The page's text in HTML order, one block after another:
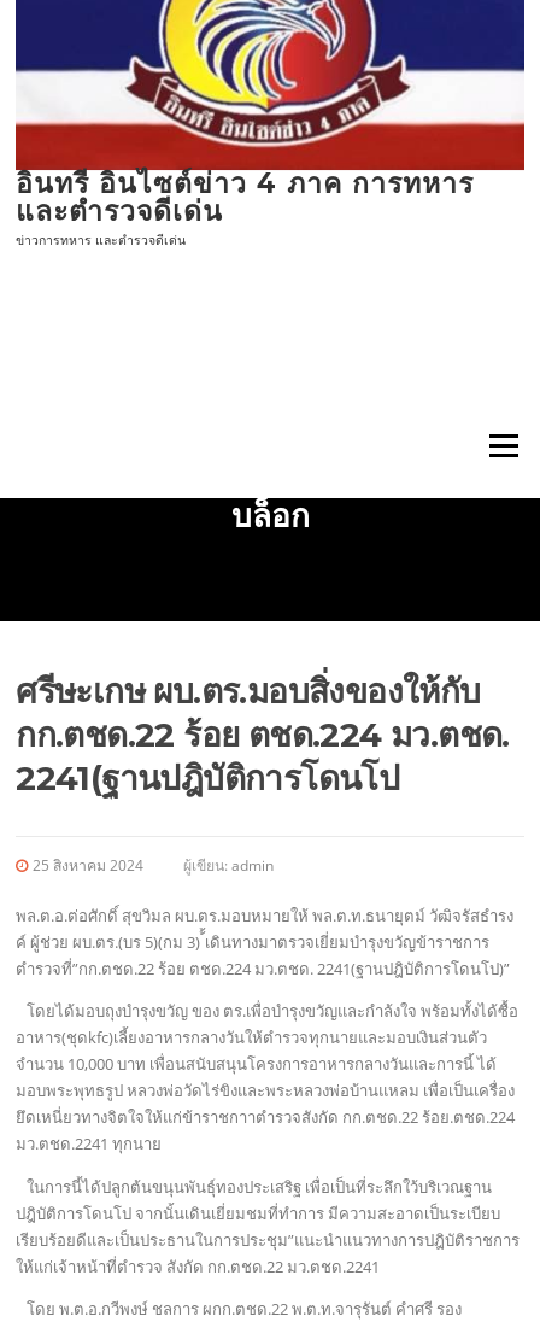
อินทรี อินไซต์ข่าว 4 ภาค การทหาร
และตำรวจดีเด่น
ข่าวการทหาร และตำรวจดีเด่น
เมนู
บล็อก
ศรีษะเกษ ผบ.ตร.มอบสิ่งของให้กับ
กก.ตชด.22 ร้อย ตชด.224 มว.ตชด.
2241(ฐานปฎิบัติการโดนโป
25 สิงหาคม 2024 ผู้เขียน:admin
พล.ต.อ.ต่อศักดิ์ สุขวิมล ผบ.ตร.มอบหมายให้ พล.ต.ท.ธนายุตม์ วัฒิจรัสธำรง
ค์ ผู้ช่วย ผบ.ตร.(บร 5)(กม 3) ้้เดินทางมาตรวจเยี่ยมบำรุงขวัญข้าราชการ
ตำรวจที่”กก.ตชด.22 ร้อย ตชด.224 มว.ตชด. 2241(ฐานปฎิบัติการโดนโป)”
โดยได้มอบถุงบำรุงขวัญ ของ ตร.เพื่อบำรุงขวัญและกำล้งใจ พร้อมทั้งได้ซื้อ
อาหาร(ชุดkfc)เลี้ยงอาหารกลางวันให้ตำรวจทุกนายและมอบเงินส่วนตัว
จำนวน 10,000 บาท เพื่อนสนับสนุนโครงการอาหารกลางวันและการนี้ ได้
มอบพระพุทธรูป หลวงพ่อวัดไร่ขิงและพระหลวงพ่อบ้านแหลม เพื่อเป็นเครื่อง
ยึดเหนี่ยวทางจิตใจให้แก่ข้าราชกาาตำรวจสังกัด กก.ตชด.22 ร้อย.ตชด.224
มว.ตชด.2241 ทุกนาย
ในการนี้ได้ปลูกต้นขนุนพันธุ์ทองประเสริฐ เพื่อเป็นที่ระลึกใว้บริเวณฐาน
ปฎิบัติการโดนโป จากนั้นเดินเยี่ยมชมที่ทำการ มีความสะอาดเป็นระเบียบ
เรียบร้อยดีและเป็นประธานในการประชุม”แนะนำแนวทางการปฎิบัติราชการ
ให้แก่เจ้าหน้าที่ตำรวจ สังกัด กก.ตชด.22 มว.ตชด.2241
โดย พ.ต.อ.กวีพงษ์ ชลการ ผกก.ตชด.22 พ.ต.ท.จารุรันต์ คำศรี รอง